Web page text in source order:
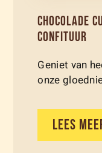
CHOCOLADE
CONFITUUR
Geniet van
onze
LEES